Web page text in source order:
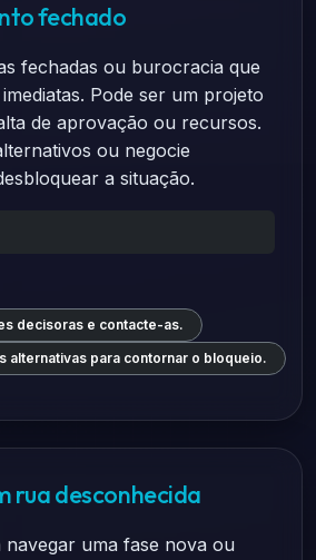
fechado
fechadas ou burocracia que
Pode ser um projeto
de aprovação ou recursos.
ou negocie
a situação.
decisoras e contacte-as.
alternativas para contornar o bloqueio.
rua desconhecida
navegar uma fase nova ou